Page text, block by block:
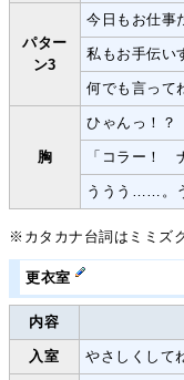
パター
ン3
今日もお仕事
私もお手伝い
何でも言って
胸
ひゃんっ！？
「コラー！
ううう……。
※カタカナ台詞はミミズ
更衣室
内容
入室 やさしくし